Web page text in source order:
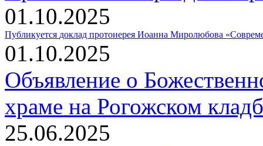
01.10.2025
Публикуется доклад протоиерея Иоанна Миролюбова
01.10.2025
Объявление о
храме на Рогожском
25.06.2025